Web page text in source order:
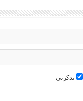
تذكرني